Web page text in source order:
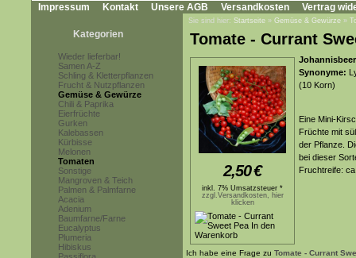
Impressum Kontakt Unsere AGB Versandkosten Vertrag
Kategorien
Wieder lieferbar!
Samen A-Z
Schling & Kletterpflanzen
Frucht & Nutzpflanzen
Gemüse & Gewürze
Chili & Paprika
Eierfrüchte
Gurken
Kalebassen
Kürbisse
Melonen
Tomaten
Sonstige
Mangroven & Teich
Palmen & Palmfarne
Acacia
Adenium
Baumfarne/Farne
Eucalyptus
Plumeria
Hibiskus
Sie sind hier: Startseite » Gemüse & Gewürze »
Tomate - Currant
2,50€
inkl. 7% Umsatzsteuer *
zzgl.Versandkosten, hier
klicken
Synonyme:
(10 Korn)
Eine Mini-
Früchte mit
der Pflanze.
bei dieser
Fruchtreife:
Ich habe eine Frage zu Tomate - Currant